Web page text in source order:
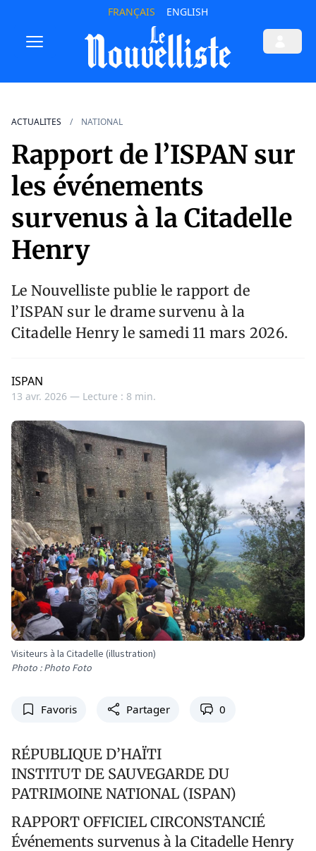
FRANÇAIS ENGLISH
ACTUALITES NATIONAL
Rapport de l’ISPAN sur
les événements
survenus à la Citadelle
Henry
Le Nouvelliste publie le rapport de
l’ISPAN sur le drame survenu à la
Citadelle Henry le samedi 11 mars 2026.
ISPAN
13 avr. 2026 — Lecture : 8 min.
Visiteurs à la Citadelle (illustration)
Photo : Photo Foto
Favoris Partager 0
RÉPUBLIQUE D’HAÏTI
INSTITUT DE SAUVEGARDE DU
PATRIMOINE NATIONAL (ISPAN)
RAPPORT OFFICIEL CIRCONSTANCIÉ
Événements survenus à la Citadelle Henry